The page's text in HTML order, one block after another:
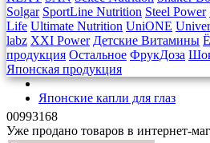
Solgar SportLine Nutrition Steel Power
Life Ultimate Nutrition UniONE
labz XXI Power Детские Витамины
продукция Остальное ФрукДоза
Японская продукция
Японские капли для глаз
00993168
Уже продано товаров в интернет-